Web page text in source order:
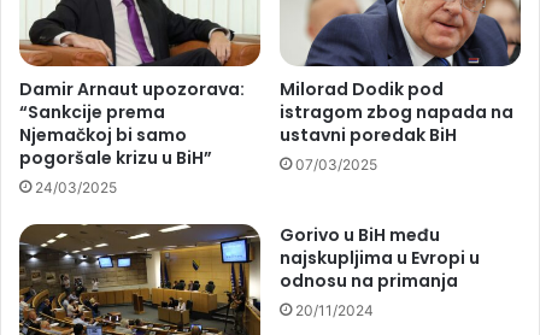
Damir Arnaut upozorava:
“Sankcije prema
Njemačkoj bi samo
pogoršale krizu u BiH”
24/03/2025
Milorad Dodik pod
istragom zbog napada na
ustavni poredak BiH
07/03/2025
Gorivo u BiH među
najskupljima u Evropi u
odnosu na primanja
20/11/2024